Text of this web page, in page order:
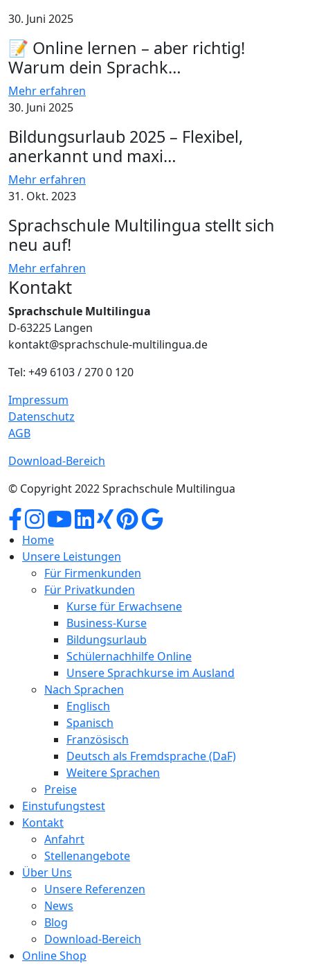
30. Juni 2025
📝 Online lernen – aber richtig!
Warum dein Sprachk…
Mehr erfahren
30. Juni 2025
Bildungsurlaub 2025 – Flexibel,
anerkannt und maxi…
Mehr erfahren
31. Okt. 2023
Sprachschule Multilingua stellt sich
neu auf!
Mehr erfahren
Kontakt
Sprachschule Multilingua
D-63225 Langen
kontakt@sprachschule-multilingua.de
Tel: +49 6103 / 270 0 120
Impressum
Datenschutz
AGB
Download-Bereich
© Copyright 2022 Sprachschule Multilingua
Home
Unsere Leistungen
Für Firmenkunden
Für Privatkunden
Kurse für Erwachsene
Business-Kurse
Bildungsurlaub
Schülernachhilfe Online
Unsere Sprachkurse im Ausland
Nach Sprachen
Englisch
Spanisch
Französisch
Deutsch als Fremdsprache (DaF)
Weitere Sprachen
Preise
Einstufungstest
Kontakt
Anfahrt
Stellenangebote
Über Uns
Unsere Referenzen
News
Blog
Download-Bereich
Online Shop